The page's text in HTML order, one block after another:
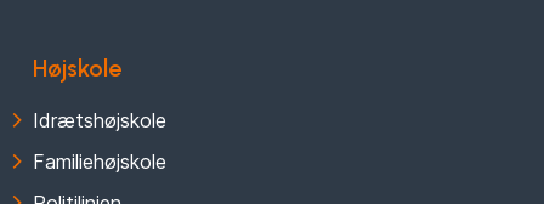
Højskole
Idrætshøjskole
Familiehøjskole